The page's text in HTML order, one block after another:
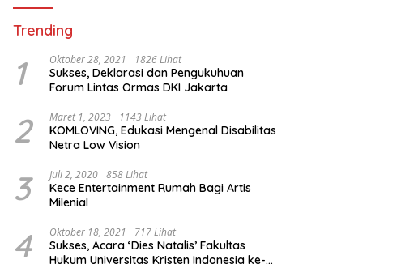
Trending
1 Oktober 28, 2021 1826 Lihat
Sukses, Deklarasi dan Pengukuhuan
Forum Lintas Ormas DKI Jakarta
2 Maret 1, 2023 1143 Lihat
KOMLOVING, Edukasi Mengenal Disabilitas
Netra Low Vision
3 Juli 2, 2020 858 Lihat
Kece Entertainment Rumah Bagi Artis
Milenial
4 Oktober 18, 2021 717 Lihat
Sukses, Acara ‘Dies Natalis’ Fakultas
Hukum Universitas Kristen Indonesia ke-